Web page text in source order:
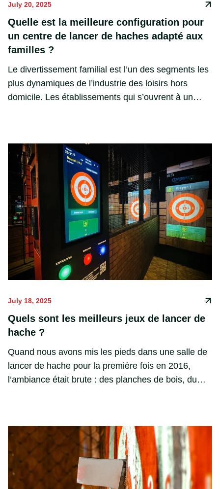
July 20, 2025
Quelle est la meilleure configuration pour
un centre de lancer de haches adapté aux
familles ?
Le divertissement familial est l’un des segments les
plus dynamiques de l’industrie des loisirs hors
domicile. Les établissements qui s’ouvrent à un
de groupes. Tout cela booste les revenus à long
terme et renforce la fidélité locale à la marque.
July 18, 2025
Quels sont les meilleurs jeux de lancer de
hache ?
Quand nous avons mis les pieds dans une salle de
lancer de hache pour la première fois en 2016,
l’ambiance était brute : des planches de bois, du